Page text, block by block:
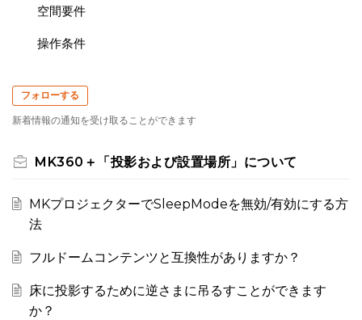
空間要件
操作条件
フォローする
新着情報の通知を受け取ることができます
MK360＋「投影および設置場所」について
MKプロジェクターでSleepModeを無効/有効にする方
法
フルドームコンテンツと互換性がありますか？
床に投影するために逆さまに吊るすことができます
か？